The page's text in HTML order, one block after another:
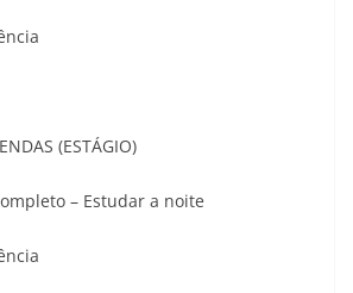
(ESTÁGIO)
– Estudar a noite